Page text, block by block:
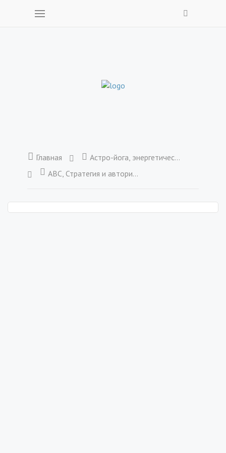
Главная
Астро-йога, энергетические центры и каналы
АВС, Стратегия и авторитет, роли линии